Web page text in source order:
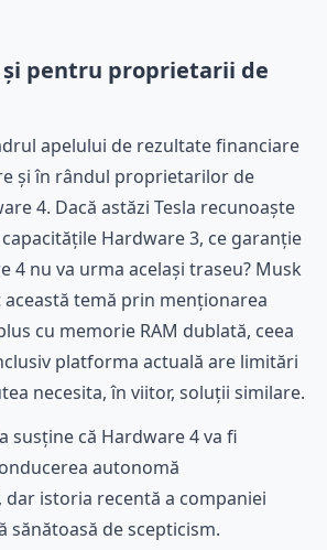
pentru proprietarii de
apelului de rezultate financiare
și în rândul proprietarilor de
4. Dacă astăzi Tesla recunoaște
Hardware 3, ce garanție
4 nu va urma același traseu? Musk
temă prin menționarea
cu memorie RAM dublată, ceea
platforma actuală are limitări
necesita, în viitor, soluții similare.
susține că Hardware 4 va fi
autonomă
dar istoria recentă a companiei
sănătoasă de scepticism.